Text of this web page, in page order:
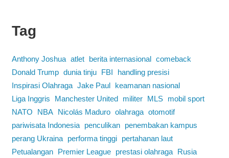
Tag
Anthony Joshua atlet berita internasional comeback
Donald Trump dunia tinju FBI
handling presisi
Inspirasi Olahraga Jake Paul
keamanan nasional
Liga Inggris
Manchester United militer MLS
mobil sport
NATO
NBA Nicolás Maduro olahraga otomotif
pariwisata Indonesia
penculikan
penembakan kampus
perang Ukraina
performa tinggi
pertahanan laut
Petualangan
Premier League prestasi olahraga Rusia